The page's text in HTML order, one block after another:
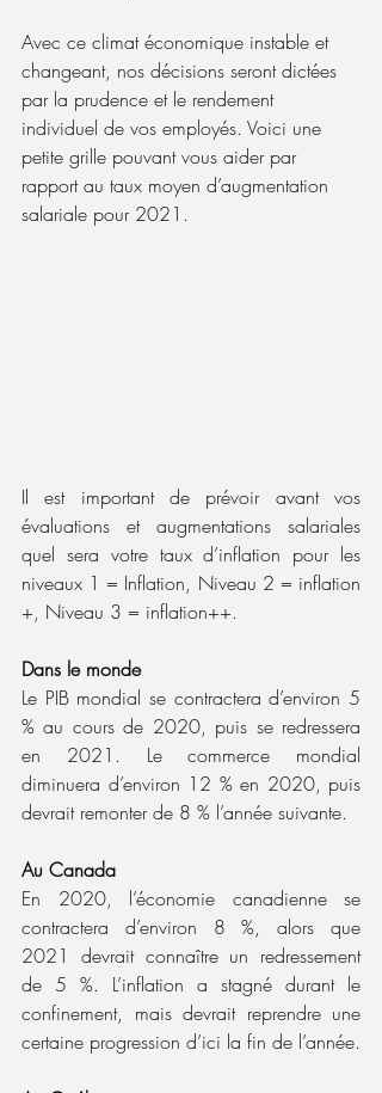
Avec ce climat économique instable et
changeant, nos décisions seront dictées
par la prudence et le rendement
individuel de vos employés. Voici une
petite grille pouvant vous aider par
rapport au taux moyen d’augmentation
salariale pour 2021.
Il est important de prévoir avant vos
évaluations et augmentations salariales
quel sera votre taux d’inflation pour les
niveaux 1 = Inflation, Niveau 2 = inflation
+, Niveau 3 = inflation++.
Dans le monde
Le PIB mondial se contractera d’environ 5
% au cours de 2020, puis se redressera
en 2021. Le commerce mondial
diminuera d’environ 12 % en 2020, puis
devrait remonter de 8 % l’année suivante.
Au Canada
En 2020, l’économie canadienne se
contractera d’environ 8 %, alors que
2021 devrait connaître un redressement
de 5 %. L’inflation a stagné durant le
confinement, mais devrait reprendre une
certaine progression d’ici la fin de l’année.